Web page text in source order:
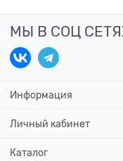
МЫ В СОЦ
Информация
Личный кабинет
Каталог